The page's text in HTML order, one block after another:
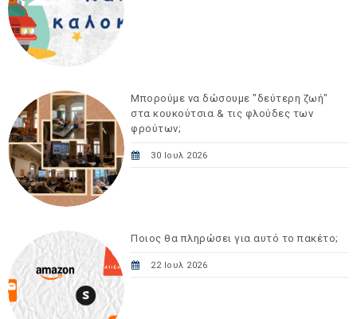
Μπορούμε να δώσουμε "δεύτερη ζωή"
στα κουκούτσια & τις φλούδες των
φρούτων;
30 Ιουλ 2026
Ποιος θα πληρώσει για αυτό το πακέτο;
22 Ιουλ 2026